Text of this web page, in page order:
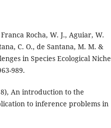
Rocha, W. J., Aguiar, W.
C. O., de Santana, M. M. &
in Species Ecological Niche
989.
An introduction to the
to inference problems in